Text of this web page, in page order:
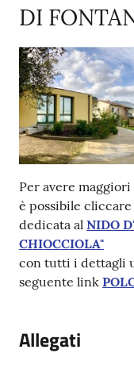
DI
Per avere
è possibile
dedicata al NIDO
CHIOCCIOLA"
con tutti i dettagli
seguente link
Allegati